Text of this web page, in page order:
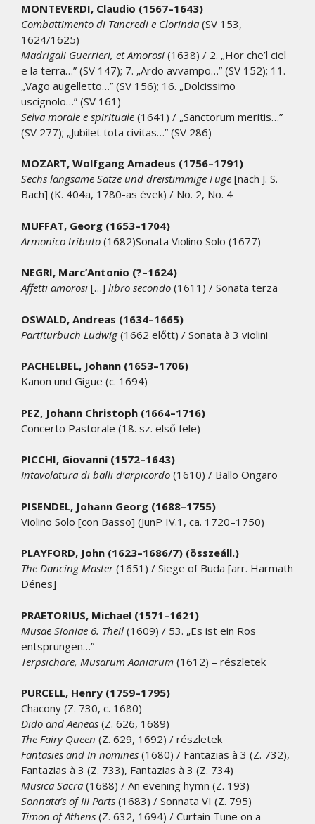
MONTEVERDI, Claudio (1567–1643)
Combattimento di Tancredi e Clorinda (SV 153,
1624/1625)
Madrigali Guerrieri, et Amorosi (1638) / 2. „Hor che’l ciel
e la terra…” (SV 147); 7. „Ardo avvampo…” (SV 152); 11.
„Vago augelletto…” (SV 156); 16. „Dolcissimo
uscignolo…” (SV 161)
Selva morale e spirituale (1641) / „Sanctorum meritis…”
(SV 277); „Jubilet tota civitas…” (SV 286)
MOZART, Wolfgang Amadeus (1756–1791)
Sechs langsame Sätze und dreistimmige Fuge [nach J. S.
Bach] (K. 404a, 1780-as évek) / No. 2, No. 4
MUFFAT, Georg (1653–1704)
Armonico tributo (1682)Sonata Violino Solo (1677)
NEGRI, Marc’Antonio (?–1624)
Affetti amorosi […] libro secondo (1611) / Sonata terza
OSWALD, Andreas (1634–1665)
Partiturbuch Ludwig(1662 előtt) / Sonata à 3 violini
PACHELBEL, Johann (1653–1706)
Kanon und Gigue (c. 1694)
PEZ, Johann Christoph (1664–1716)
Concerto Pastorale (18. sz. első fele)
PICCHI, Giovanni (1572–1643)
Intavolatura di balli d’arpicordo (1610) / Ballo Ongaro
PISENDEL, Johann Georg (1688–1755)
Violino Solo [con Basso] (JunP IV.1, ca. 1720–1750)
PLAYFORD, John (1623–1686/7) (összeáll.)
The Dancing Master(1651) / Siege of Buda [arr. Harmath
Dénes]
PRAETORIUS, Michael (1571–1621)
Musae Sioniae 6. Theil (1609) / 53. „Es ist ein Ros
entsprungen…”
Terpsichore, Musarum Aoniarum (1612) – részletek
PURCELL, Henry (1759–1795)
Chacony (Z. 730, c. 1680)
Dido and Aeneas (Z. 626, 1689)
The Fairy Queen (Z. 629, 1692) / részletek
Fantasies and In nomines (1680) / Fantazias à 3 (Z. 732),
Fantazias à 3 (Z. 733), Fantazias à 3 (Z. 734)
Musica Sacra (1688) / An evening hymn (Z. 193)
Sonnata’s of III Parts (1683) / Sonnata VI (Z. 795)
Timon of Athens (Z. 632, 1694) / Curtain Tune on a